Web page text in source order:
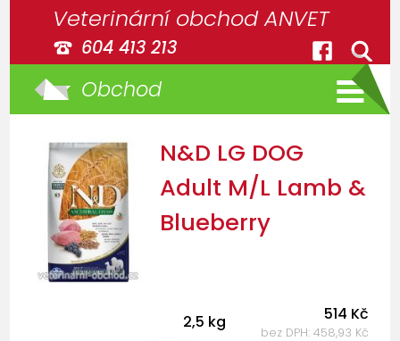
Veterinární obchod ANVET
604 413 213
Obchod
N&D LG DOG
Adult M/L Lamb &
Blueberry
2,5 kg 514 Kč
bez DPH: 458,93 Kč